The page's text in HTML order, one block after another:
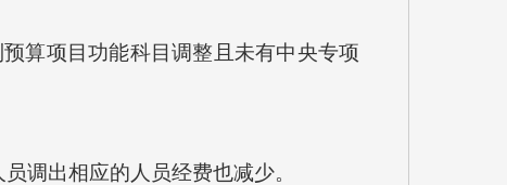
算项目功能科目调整且未有中央专项
调出相应的人员经费也减少。